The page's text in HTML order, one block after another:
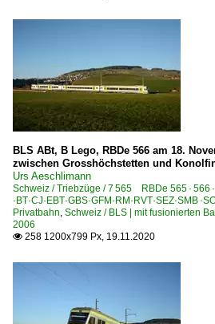
BLS ABt, B Lego, RBDe 566 am 18.
zwischen Grosshöchstetten und
Urs Aeschlimann
Schweiz / Triebzüge / 7 565 RBDe 565 · 566
·BT·CJ·EBT·GBS·GFM·RM·RVT·SEZ·SMB
Privatbahn, Schweiz / BLS | mit fusionierten
2006
 258 1200x799 Px, 19.11.2020